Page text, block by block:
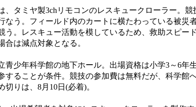
タミヤ製3chリモコンのレスキュークローラー。競
なう。フィールド内のカートに横たわっている被災
う。レスキュー活動を模しているため、救助スピー
合は減点対象となる。
少年科学館の地下ホール。出場資格は小学3～6年
することが条件。競技の参加費は無料だが、科学館
切りは、8月10日(必着)。